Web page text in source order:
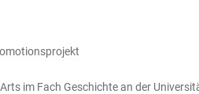
im Fach Geschichte an der